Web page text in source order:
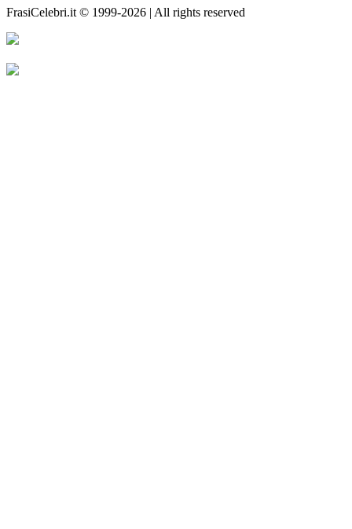
FrasiCelebri.it © 1999-2026 | All rights reserved